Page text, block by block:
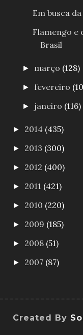
Em busca
Flamengo e
Brasil
► março (128)
►fevereiro
► janeiro (116)
► 2014 (435)
► 2013 (300)
► 2012 (400)
► 2011 (421)
► 2010 (220)
► 2009 (185)
► 2008 (51)
► 2007 (87)
Created By